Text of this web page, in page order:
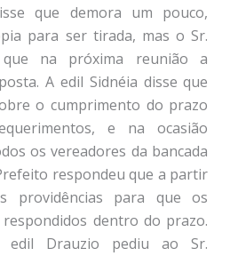
que demora um pouco,
para ser tirada, mas o Sr.
que na próxima reunião a
A edil Sidnéia disse que
o cumprimento do prazo
e na ocasião
os vereadores da bancada
respondeu que a partir
providências para que os
dentro do prazo.
edil Drauzio pediu ao Sr.